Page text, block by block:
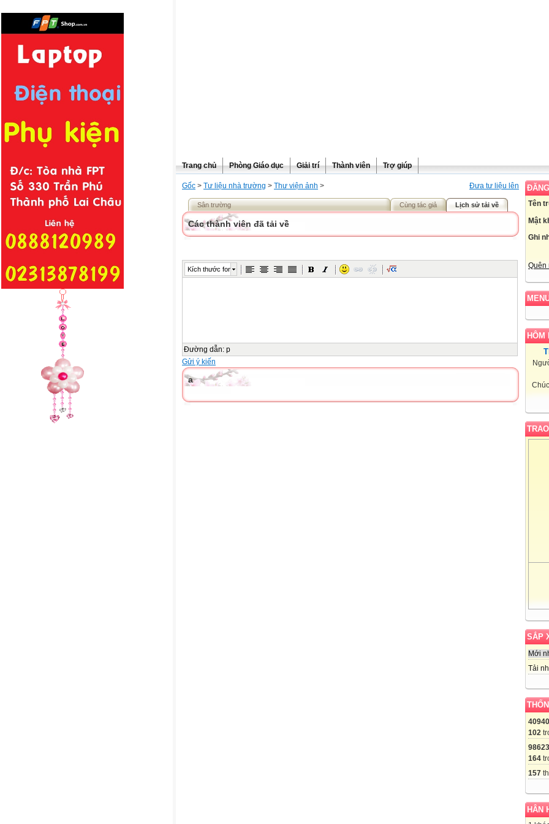
Trang chủ Phòng Giáo dục Giải trí Thành viên Trợ giúp
Tên
Mật
Ghi
Quên
HÔM
SẮP
Mới
Tải
102
164
157
HÂN
Đưa tư liệu lên
Gốc > Tư liệu nhà trường > Thư viện ảnh >
Sân trường Cùng tác giả Lịch sử tải về
Các thành viên đã tải về
Kích thước font
Đường dẫn: p
Gửi ý kiến
a